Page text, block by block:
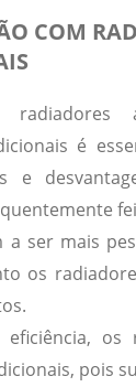
COM
radiadores
é
e
a ser mais
os
eficiência, os
pois